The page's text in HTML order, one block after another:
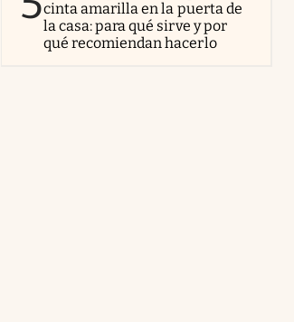
cinta amarilla en la puerta de
la casa: para qué sirve y por
qué recomiendan hacerlo